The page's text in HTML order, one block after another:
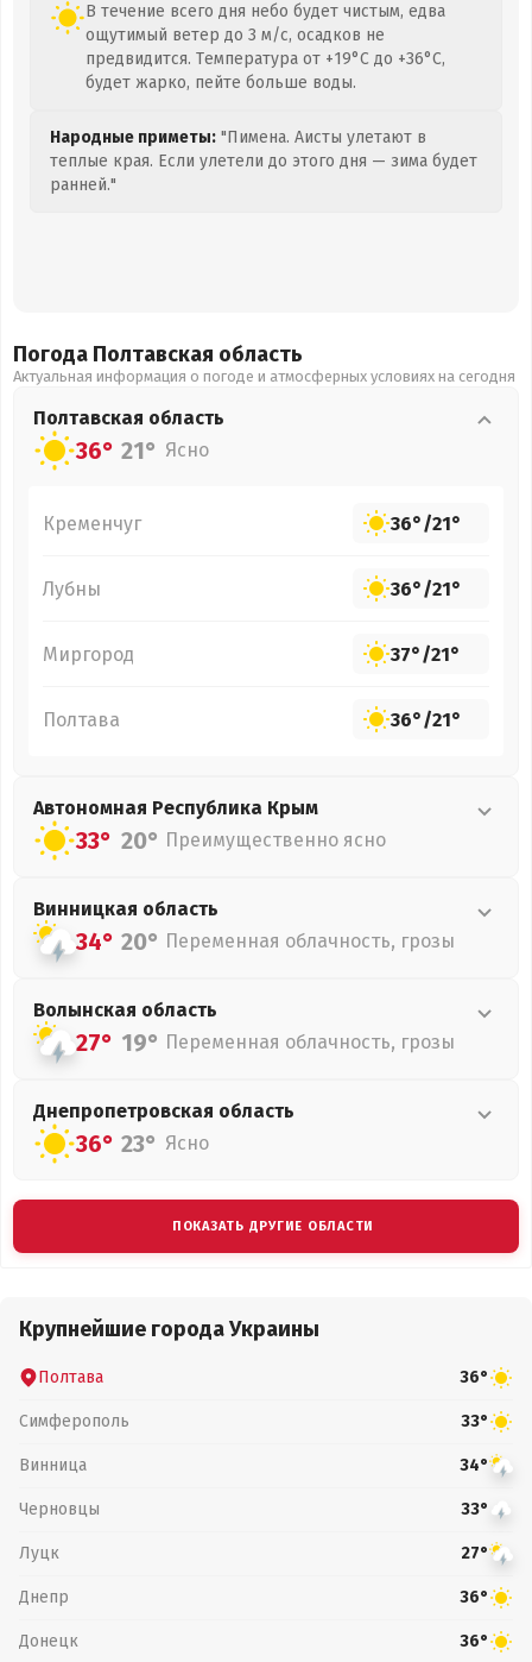
В течение всего дня небо будет чистым, едва
ощутимый ветер до 3 м/с, осадков не
предвидится. Температура от +19°C до +36°C,
будет жарко, пейте больше воды.
Народные приметы: "Пимена. Аисты улетают в
теплые края. Если улетели до этого дня — зима будет
ранней."
Погода Полтавская область
Актуальная информация о погоде и атмосферных условиях на сегодня
Полтавская область
36° 21° Ясно
Кременчуг 36°/21°
Лубны 36°/21°
Миргород 37°/21°
Полтава 36°/21°
Автономная Республика Крым
33° 20° Преимущественно ясно
Винницкая область
34° 20° Переменная облачность, грозы
Волынская область
27° 19° Переменная облачность, грозы
Днепропетровская область
36° 23° Ясно
ПОКАЗАТЬ ДРУГИЕ ОБЛАСТИ
Крупнейшие города Украины
Полтава 36°
Симферополь 33°
Винница 34°
Черновцы 33°
Луцк 27°
Днепр 36°
Донецк 36°